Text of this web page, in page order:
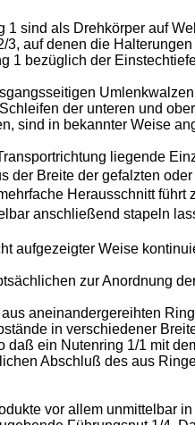
sind als Drehkörper auf
auf denen die
1 bezüglich der
der unteren und
sind in bekannter Weise
liegende
der Breite der gefalzten
Herausschnitt
anschließend stapeln
aufgezeigter Weise
zur Anordnung
aneinandergereihten
in verschiedener
ein Nutenring 1/1 mit
Abschluß des aus
vor allem unmittelbar